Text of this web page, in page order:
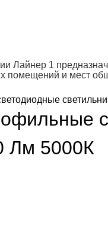
Лайнер 1
помещений и мест
Лм 5000К